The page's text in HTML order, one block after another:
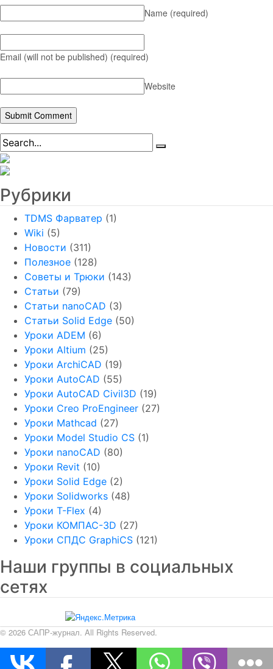
Name (required)
Email (will not be published) (required)
Website
Рубрики
TDMS Фарватер (1)
Wiki (5)
Новости (311)
Полезное (128)
Советы и Трюки (143)
Статьи (79)
Статьи nanoCAD (3)
Статьи Solid Edge (50)
Уроки ADEM (6)
Уроки Altium (25)
Уроки ArchiCAD (19)
Уроки AutoCAD (55)
Уроки AutoCAD Civil3D (19)
Уроки Creo ProEngineer (27)
Уроки Mathcad (27)
Уроки Model Studio CS (1)
Уроки nanoCAD (80)
Уроки Revit (10)
Уроки Solid Edge (2)
Уроки Solidworks (48)
Уроки T-Flex (4)
Уроки КОМПАС-3D (27)
Уроки СПДС GraphiCS (121)
Наши группы в социальных
сетях
© 2026 САПР-журнал. All Rights Reserved.